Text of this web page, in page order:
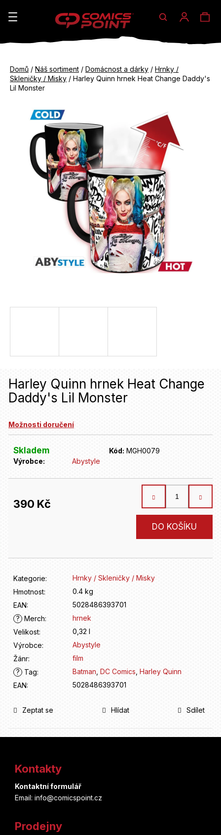
Hledat
Domů / Náš sortiment / Domácnost a dárky / Hrnky /
Skleničky / Misky / Harley Quinn hrnek Heat Change Daddy's
Lil Monster
Harley Quinn hrnek Heat Change
Daddy's Lil Monster
Možnosti doručení
Skladem Kód: MGH0079
Výrobce:
Abystyle
390 Kč
DO KOŠÍKU
Kategorie:
Hrnky / Skleničky / Misky
Hmotnost:
0.4 kg
EAN:
5028486393701
? Merch:
hrnek
Velikost:
0,32 l
Výrobce:
Abystyle
Žánr:
film
?
Tag: Batman, DC Comics, Harley Quinn
EAN: 5028486393701
Zeptat se Hlídat Sdílet
K
do
obchodu
do
obchodu
n
í
?
HLEDAT
D
o
p
o
u
č
Kontakty
Kontaktní formulář
Email: info@comicspoint.cz
Prodejny